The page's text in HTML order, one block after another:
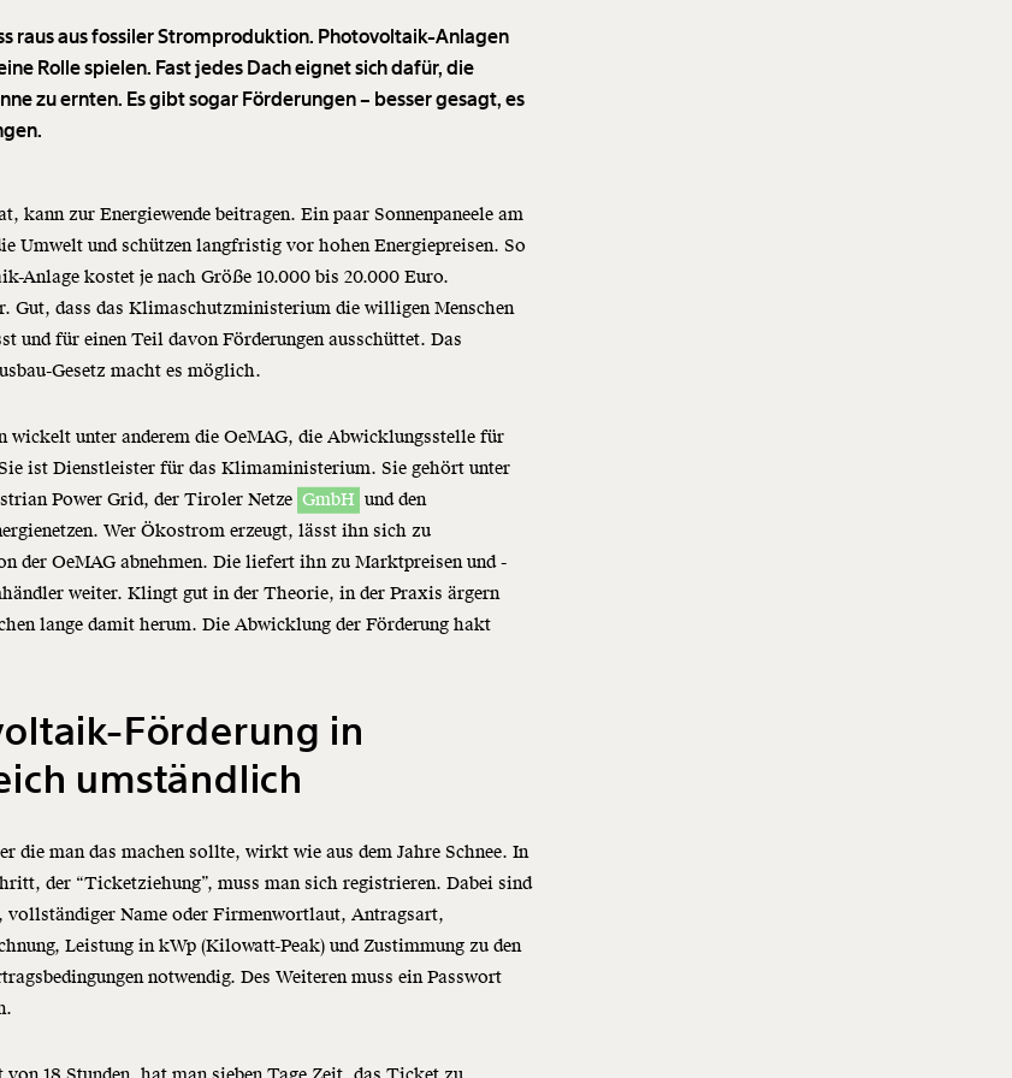
raus aus fossiler Stromproduktion. Photovoltaik-Anlagen
Rolle spielen. Fast jedes Dach eignet sich dafür, die
zu ernten. Es gibt sogar Förderungen – besser gesagt, es
kann zur Energiewende beitragen. Ein paar Sonnenpaneele am
Umwelt und schützen langfristig vor hohen Energiepreisen. So
Anlage kostet je nach Größe 10.000 bis 20.000 Euro.
Gut, dass das Klimaschutzministerium die willigen Menschen
und für einen Teil davon Förderungen ausschüttet. Das
Gesetz macht es möglich.
wickelt unter anderem die OeMAG, die Abwicklungsstelle für
ist Dienstleister für das Klimaministerium. Sie gehört unter
Power Grid, der Tiroler Netze GmbH und den
Wer Ökostrom erzeugt, lässt ihn sich zu
der OeMAG abnehmen. Die liefert ihn zu Marktpreisen und -
weiter. Klingt gut in der Theorie, in der Praxis ärgern
lange damit herum. Die Abwicklung der Förderung hakt
Förderung in
umständlich
die man das machen sollte, wirkt wie aus dem Jahre Schnee. In
der “Ticketziehung”, muss man sich registrieren. Dabei sind
vollständiger Name oder Firmenwortlaut, Antragsart,
Leistung in kWp (Kilowatt-Peak) und Zustimmung zu den
notwendig. Des Weiteren muss ein Passwort